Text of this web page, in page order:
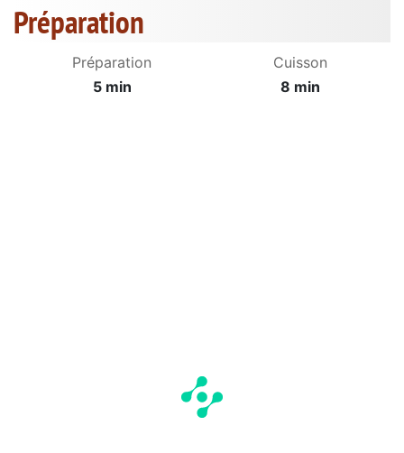
Préparation
Préparation
5 min
Cuisson
8 min